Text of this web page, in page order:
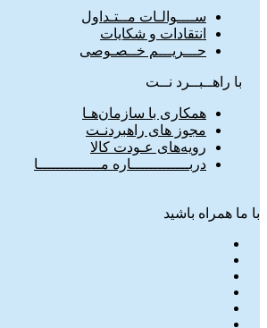
ســــوالـات مــتـداول
انتقادات و شکایات
حـــریـــم خــصـوصی
با راهــبــرد نــت
همکاری با سازمان‌هـا
مجوز های راهبردنـت
رویه‌های عـودت کالا
دربـــــــــــــاره مــــــــــــــا
با ما همراه باشید